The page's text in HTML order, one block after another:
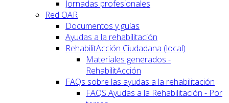
Jornadas profesionales
Red OAR
Documentos y guías
Ayudas a la rehabilitación
RehabilitAcción Ciudadana (local)
Materiales generados -
RehabilitAcción
FAQs sobre las ayudas a la rehabilitación
FAQS Ayudas a la Rehabilitación - Por